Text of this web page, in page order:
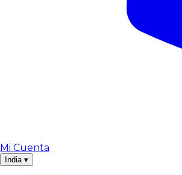
Mi Cuenta
India ▾